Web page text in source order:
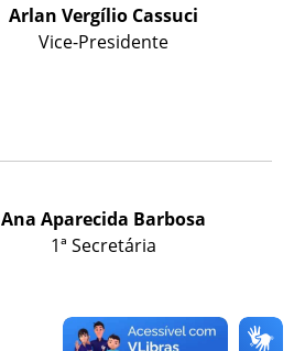
Arlan Vergílio Cassuci
Vice-Presidente
Ana Aparecida Barbosa
1ª Secretária